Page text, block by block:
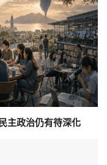
主政治仍有待深化